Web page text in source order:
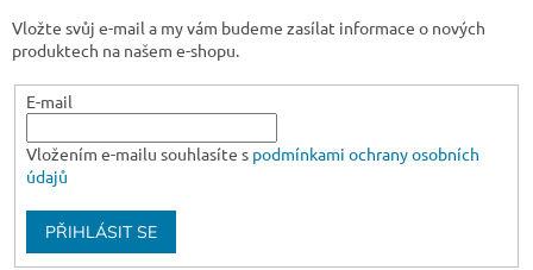
Vložte svůj e-mail a my vám budeme zasílat informace o nových
produktech na našem e-shopu.
E-mail
Vložením e-mailu souhlasíte s podmínkami ochrany osobních
údajů
PŘIHLÁSIT SE